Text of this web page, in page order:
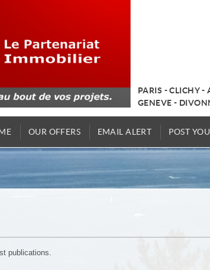
PARIS - CLICHY -
GENEVE -
OUR OFFERS EMAIL ALERT POST
publications.